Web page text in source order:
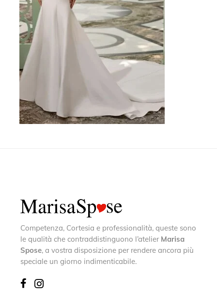
Competenza, Cortesia e professionalità, queste sono
le qualità che contraddistinguono l’atelier Marisa
Spose, a vostra disposizione per rendere ancora più
speciale un giorno indimenticabile.